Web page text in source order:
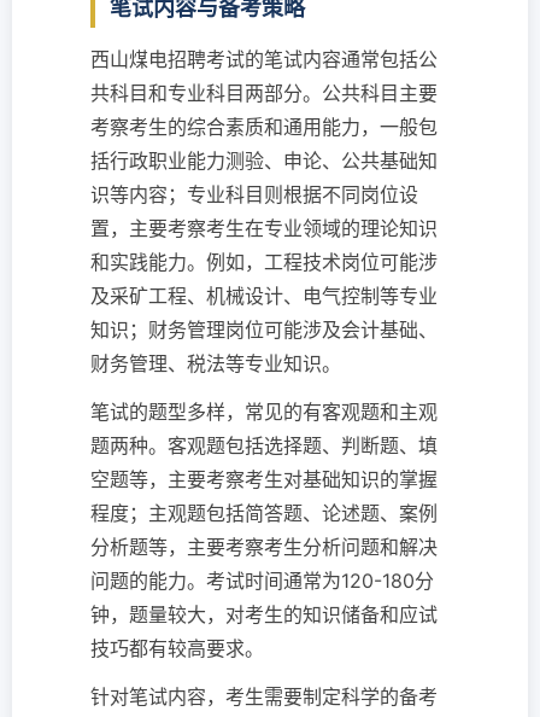
笔试内容与备考策略
西山煤电招聘考试的笔试内容通常包括公
共科目和专业科目两部分。公共科目主要
考察考生的综合素质和通用能力，一般包
括行政职业能力测验、申论、公共基础知
识等内容；专业科目则根据不同岗位设
置，主要考察考生在专业领域的理论知识
和实践能力。例如，工程技术岗位可能涉
及采矿工程、机械设计、电气控制等专业
知识；财务管理岗位可能涉及会计基础、
财务管理、税法等专业知识。
笔试的题型多样，常见的有客观题和主观
题两种。客观题包括选择题、判断题、填
空题等，主要考察考生对基础知识的掌握
程度；主观题包括简答题、论述题、案例
分析题等，主要考察考生分析问题和解决
问题的能力。考试时间通常为120-180分
钟，题量较大，对考生的知识储备和应试
技巧都有较高要求。
针对笔试内容，考生需要制定科学的备考